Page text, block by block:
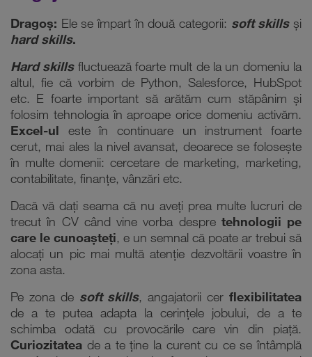
Dragoș: Ele se împart în două categorii: soft skillsși
hard skills.
Hard skillsfluctuează foarte mult de la un domeniu la
altul, fie că vorbim de Python, Salesforce, HubSpot
etc. E foarte important să arătăm cum stăpânim și
folosim tehnologia în aproape orice domeniu activăm.
Excel-ul este în continuare un instrument foarte
cerut, mai ales la nivel avansat, deoarece se folosește
în multe domenii: cercetare de marketing, marketing,
contabilitate, finanțe, vânzări etc.
Dacă vă dați seama că nu aveți prea multe lucruri de
trecut în CV când vine vorba despre tehnologii pe
care le cunoașteți, e un semnal că poate ar trebui să
alocați un pic mai multă atenție dezvoltării voastre în
zona asta.
Pe zona de soft skills, angajatorii cerflexibilitatea
de a te putea adapta la cerințele jobului, de a te
schimba odată cu provocările care vin din piață.
Curiozitatea de a te ține la curent cu ce se întâmplă